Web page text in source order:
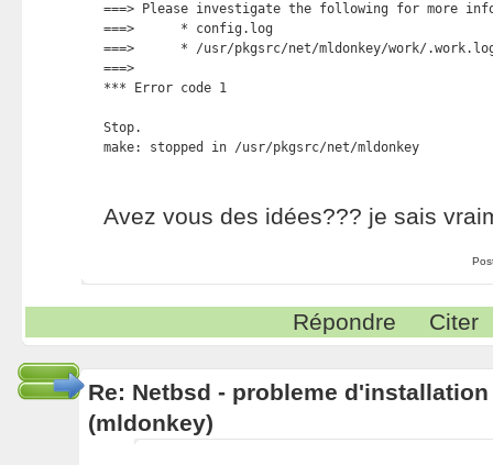
===> Please investigate the following for more
===>      * config.log
===>      * /usr/pkgsrc/net/mldonkey/work/
===>
*** Error code 1
Stop.
make: stopped in /usr/pkgsrc/net/mldonkey
Avez vous des idées??? je sais
Répondre Citer
Re: Netbsd - probleme
(mldonkey)